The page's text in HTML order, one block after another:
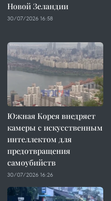
Новой Зеландии
30/07/2026 16:58
Южная Корея внедряет
камеры с искусственным
интеллектом для
предотвращения
самоубийств
30/07/2026 16:26